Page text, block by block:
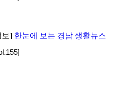
보] 한눈에 보는 경남 생활뉴스